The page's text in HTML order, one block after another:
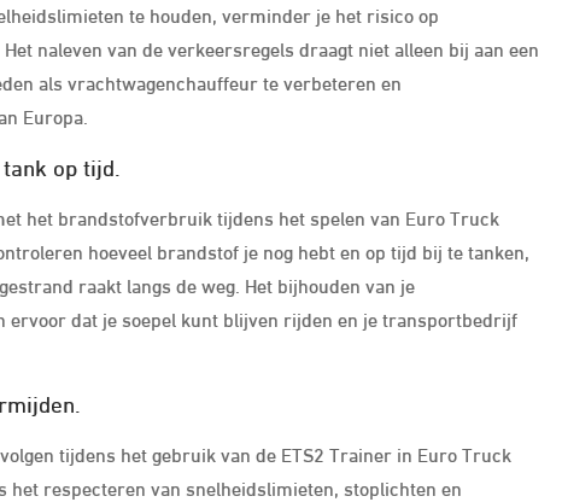
te houden, verminder je het risico op
naleven van de verkeersregels draagt niet alleen bij aan een
als vrachtwagenchauffeur te verbeteren en
Europa.
op tijd.
het brandstofverbruik tijdens het spelen van Euro Truck
hoeveel brandstof je nog hebt en op tijd bij te tanken,
raakt langs de weg. Het bijhouden van je
ervoor dat je soepel kunt blijven rijden en je transportbedrijf
tijdens het gebruik van de ETS2 Trainer in Euro Truck
het respecteren van snelheidslimieten, stoplichten en